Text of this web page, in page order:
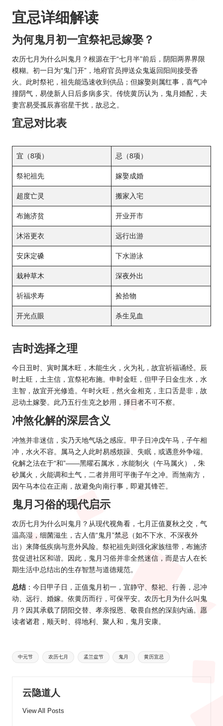
宜忌详细解读
为何鬼月初一宜祭祀忌嫁娶？
农历七月为什么叫鬼月？根源在于“七月半”前后，阴阳两界界限
模糊。初一日为“鬼门开”，地府官员押送众鬼返回阳间接受香
火。此时祭祀，祖先能迅速收到供品；但嫁娶则属红事，喜气冲
撞阴气，易使新人日后多病多灾。传统黄历认为，鬼月婚配，夫
妻宫易受孤辰寡宿星干扰，故忌之。
宜忌对比表
宜（8项） 忌（8项）
祭祀祖先 嫁娶成婚
超度亡灵 搬家入宅
布施济贫 开业开市
沐浴更衣 远行出游
安床定磉 下水游泳
栽种草木 深夜外出
祈福求寿 捡拾物
开光点眼 杀生见血
吉时选择之理
今日丑时、寅时属木旺，木能生火，火为礼，故宜祈福诵经。辰
时土旺，土主信，宜祭祀布施。申时金旺，但甲子日金生水，水
主智，故宜开光修造。午时火旺，然火金相克，主口舌是非，故
忌动土嫁娶。此乃五行生克之妙用，择日者不可不察。
冲煞化解的深层含义
冲煞并非迷信，实乃天地气场之感应。甲子日冲戊午马，子午相
冲，水火不容。属马之人此时易感烦躁、失眠，或遇意外争端。
化解之法在于“和”——黑曜石属水，水能制火（午马属火），朱
砂属火，火能调和土气，二者并用可平衡子午之冲。而煞南方，
因午马本位在正南，故避免向南行事，即避其锋芒。
鬼月习俗的现代启示
农历七月为什么叫鬼月？从现代视角看，七月正值夏秋之交，气
温高湿，细菌滋生，古人借“鬼月”禁忌（如不下水、不深夜外
出）来降低疾病与意外风险。祭祀祖先则强化家族纽带，布施济
贫促进社区和谐。因此，鬼月习俗并非全然迷信，而是古人在长
期生活中总结出的生存智慧与道德规范。
总结 ：今日甲子日，正值鬼月初一，宜静守、祭祀、行善，忌冲
动、远行、婚嫁。依黄历而行，可保平安。农历七月为什么叫鬼
月？因其承载了阴阳交替、孝亲报恩、敬畏自然的深刻内涵。愿
读者诸君，顺天时、得地利、聚人和，鬼月安康。
Tags:
中元节 农历七月 孟兰盆节 鬼月 黄历宜忌
云隐道人
View All Posts